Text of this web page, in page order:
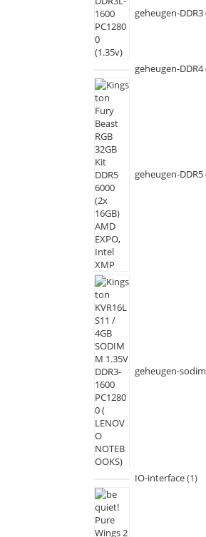
geheugen-DDR3
geheugen-DDR4
geheugen-DDR5
geheugen-
IO-interface 1